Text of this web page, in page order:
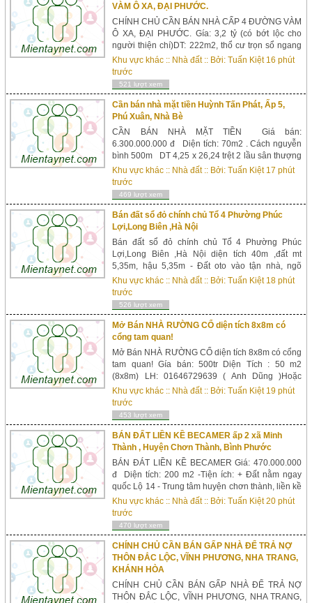
VÀM Ô XA, ĐẠI PHƯỚC.
CHÍNH CHỦ CẦN BÁN NHÀ CẤP 4 ĐƯỜNG VÀM
Ô XA, ĐẠI PHƯỚC. Gía: 3,2 tỷ (có bớt lộc cho
người thiện chí)DT: 222m2, thổ cư trọn sổ ngang
12m2, dài 18,50m2 đường 6m2LH:
0906439732 Pháp lý: đã có sổ hồng. - 2 PHÒNG
NGỦ- 1 NHÀ VỆ SINH- 1 PHÒNG BẾP - 1
PHÒNG KHÁCH NHÀ NẰM TRONG KHU DÂN
CƯ ĐÔNG ĐÚC, GẦN CHỢ, TRƯỜ...
Khu vực khác :: Nhà đất:: Bởi:Tuấn Kiệt 16 phút
trước
521 lượt xem
Cần bán nhà mặt tiền Huỳnh Tấn Phát, Ấp 5,
Phú Xuân, Nhà Bè
CẦN BÁN NHÀ MẶT TIỀN Giá bán:
6.300.000.000 đ Diện tích: 70m2 . Cách nguyễn
bình 500m DT 4,25 x 26,24 trệt 2 lầu sân thượng
4 phòng ngủ, 4 phòng vệ sinh, sân phơi giếng trời
. Nhà thiết kế sang trọng , đẹp từng cm . Tiện
ích:Khu vực đông đúc tiện kinh doanh buôn bán
hoặc mở văn pho...
Khu vực khác :: Nhà đất:: Bởi:Tuấn Kiệt 17 phút
trước
469 lượt xem
Bán đất sổ đỏ chính chủ Tổ 4 Phường Phúc
Lợi,Long Biên ,Hà Nội
Bán đất sổ đỏ chính chủ Tổ 4 Phường Phúc
Lợi,Long Biên ,Hà Nội diện tích 40m ,đất mt
5,35m, hậu 5,35m - Đất oto vào tận nhà, ngõ
trước nhà 4m. mảnh đất rất đẹp,chung quanh đã
xây nhà hết, trường mầm non, cấp 1,2,3 cách nhà
200 - 300m, gần chợ. Từ mảnh đất ra đường to
chưa đến 100m.( có ảnh minh họa) Gần bến xe
Buý...
Khu vực khác :: Nhà đất:: Bởi:Tuấn Kiệt 18 phút
trước
526 lượt xem
Mở Bán NHÀ RƯỜNG CỔ diện tích 8x8m có
cổng tam quan!
Mở Bán NHÀ RƯỜNG CỔ diện tích 8x8m có cổng
tam quan! Gía bán: 500tr Diện Tích : 50 m2
(8x8m) LH: 01646729639 ( Anh Dũng )Hoặc
0966729639 (Trọng) Cần bán nhà rường cổ, nhà
truyền thống Việt Nam- Diện tích 8x8m, bao gồm
32 cột, có cổng tam quan rất đẹp khi hoàn thiện!-
Nhà gỗ kiến trúc hoa văn chạm khắc hoàn thiện,...
Khu vực khác :: Nhà đất:: Bởi:Tuấn Kiệt 19 phút
trước
453 lượt xem
BÁN ĐẤT LIỀN KỀ BECAMER ấp 2 xã Minh
Thành , Huyện Chơn Thành, Bình Phước
BÁN ĐÁT LIỀN KỀ BECAMER Giá: 470.000.000
đ Diện tích: 200 m2 -Tiện ích: + Đất nằm ngay
quốc Lộ 14 - Trung tâm huyện chơn thành, liền kề
khu công nghiệp bcamer + khu công nghiêp hoàn
quốc chơn thành ,khu công nghệ cao an thái bình
dương , sát bên trung tâm vincom tiền kinh doanh.
Khu đô thị sinh thái hồ ph...
Khu vực khác :: Nhà đất:: Bởi:Tuấn Kiệt20 phút
trước
470 lượt xem
CHÍNH CHỦ CẦN BÁN GẤP NHÀ ĐỂ TRẢ NỢ
THÔN ĐẮC LỘC, VĨNH PHƯƠNG, NHA TRANG,
KHÁNH HÒA
CHÍNH CHỦ CẦN BÁN GẤP NHÀ ĐỂ TRẢ NỢ
THÔN ĐẮC LỘC, VĨNH PHƯƠNG, NHA TRANG,